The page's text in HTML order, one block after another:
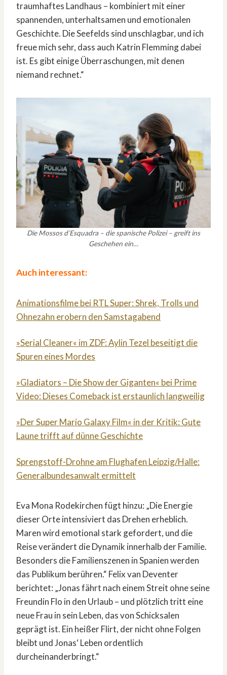
traumhaftes Landhaus – kombiniert mit einer
spannenden, unterhaltsamen und emotionalen
Geschichte. Die Seefelds sind unschlagbar, und ich
freue mich sehr, dass auch Katrin Flemming dabei
ist. Es gibt einige Überraschungen, mit denen
niemand rechnet.“
Die Mossos d’Esquadra – die spanische Polizei – greift ins
Geschehen ein…
Auch interessant:
Animationsfilme bei RTL Super: Shrek, Trolls und
Ohnezahn erobern den Samstagabend
»Serial Cleaner« im ZDF: Aylin Tezel beseitigt die
Spuren eines Mordes
»Gladiators – Die Show der Giganten« bei Prime
Video: Dieses Comeback ist erstaunlich langweilig
»Der Super Mario Galaxy Film« in der Kritik: Gute
Laune trifft auf dünne Geschichte
Sprengstoff-Drohne am Flughafen Leipzig/Halle:
Generalbundesanwalt ermittelt
Eva Mona Rodekirchen fügt hinzu: „Die Energie
dieser Orte intensiviert das Drehen erheblich.
Maren wird emotional stark gefordert, und die
Reise verändert die Dynamik innerhalb der Familie.
Besonders die Familienszenen in Spanien werden
das Publikum berühren.“ Felix van Deventer
berichtet: „Jonas fährt nach einem Streit ohne seine
Freundin Flo in den Urlaub – und plötzlich tritt eine
neue Frau in sein Leben, das von Schicksalen
geprägt ist. Ein heißer Flirt, der nicht ohne Folgen
bleibt und Jonas‘ Leben ordentlich
durcheinanderbringt.“